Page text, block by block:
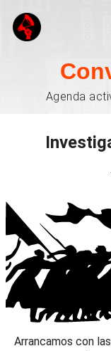
Agenda
Arrancamos con